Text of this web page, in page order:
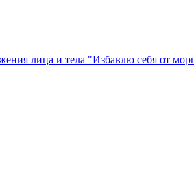
лица и тела "Избавлю себя от